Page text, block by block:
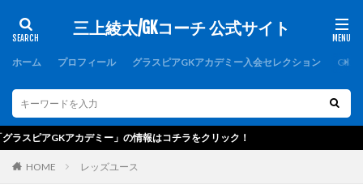
三上綾太/GKコーチ 公式サイト
ホーム プロフィール グラスピアGKアカデミー入会セレクション GK
アカデミー」の情報はコチラをクリック！
HOME レッズユース
カテゴリー
タグ
1000人突破記念 1周年 1対1
2019
2021年度
2歩 2種登録
erebos
FCバルセロナ